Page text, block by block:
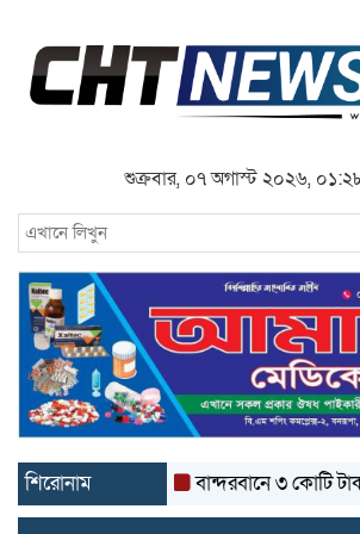
শুক্রবার, ০৭ অগাস্ট ২০২৬, ০১:২৮
শিরোনাম বান্দরবানে ৩ কোটি টাকার